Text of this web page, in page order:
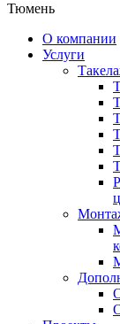
Тюмень
О компании
Услуги